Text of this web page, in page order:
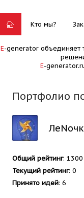
Кто мы?
E-generator объединяет
E-
Портфолио
Общий рейтинг: 1300
Текущий рейтинг: 0
Принято идей: 6